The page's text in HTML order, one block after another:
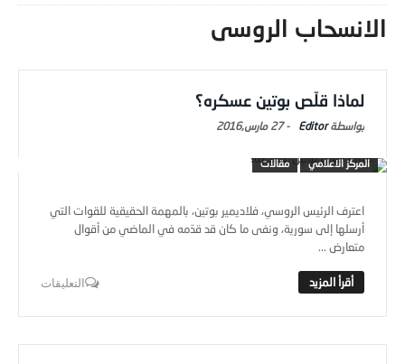
الانسحاب الروسي
لماذا قلّص بوتين عسكره؟
Editor
-27 مارس,2016
المركز الاعلامي مقالات
اعترف الرئيس الروسي، فلاديمير بوتين، بالمهمة الحقيقية للقوات التي
أرسلها إلى سورية، ونفى ما كان قد قدّمه في الماضي من أقوال
متعارض ...
التعليقات